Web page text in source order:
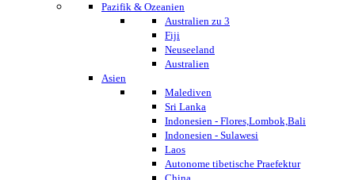
Pazifik & Ozeanien
Australien zu 3
Fiji
Neuseeland
Australien
Asien
Malediven
Sri Lanka
Indonesien - Flores,Lombok,Bali
Indonesien - Sulawesi
Laos
Autonome tibetische Praefektur